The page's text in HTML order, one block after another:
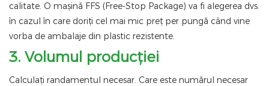
calitate. O mașină FFS (Free-Stop Package) va fi alegerea dvs.
în cazul în care doriți cel mai mic preț per pungă când vine
vorba de ambalaje din plastic rezistente.
3. Volumul producției
Calculați randamentul necesar. Care este numărul necesar